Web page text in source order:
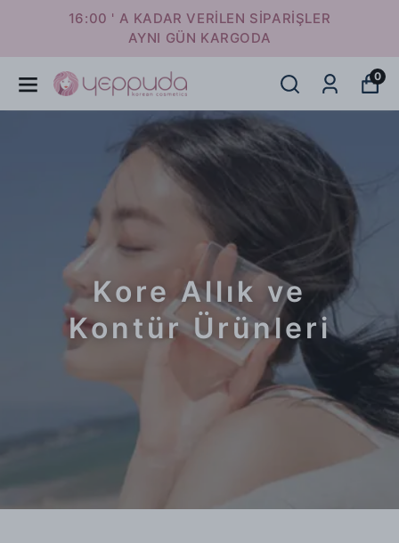
16:00 ' A KADAR VERİLEN SİPARİŞLER
AYNI GÜN KARGODA
0
Kore Allık ve
Kontür Ürünleri